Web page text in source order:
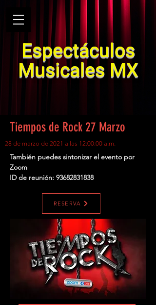
Espectáculos
Musicales MX
Tiempos de Rock 27 Marzo
28 de marzo de 2021 a las 12:00:00 a.m.
También puedes sintonizar el evento por
Zoom
ID de reunión: 93682831838
RESERVA